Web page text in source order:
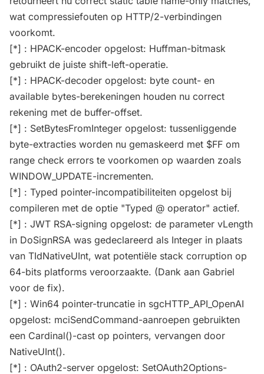
wat compressiefouten op HTTP/2-verbindingen
voorkomt.
[*] : HPACK-encoder opgelost: Huffman-bitmask
gebruikt de juiste shift-left-operatie.
[*] : HPACK-decoder opgelost: byte count- en
available bytes-berekeningen houden nu correct
rekening met de buffer-offset.
[*] : SetBytesFromInteger opgelost: tussenliggende
byte-extracties worden nu gemaskeerd met $FF om
range check errors te voorkomen op waarden zoals
WINDOW_UPDATE-incrementen.
[*] : Typed pointer-incompatibiliteiten opgelost bij
compileren met de optie "Typed @ operator" actief.
[*] : JWT RSA-signing opgelost: de parameter vLength
in DoSignRSA was gedeclareerd als Integer in plaats
van TIdNativeUInt, wat potentiële stack corruption op
64-bits platforms veroorzaakte. (Dank aan Gabriel
voor de fix).
[*] : Win64 pointer-truncatie in sgcHTTP_API_OpenAI
opgelost: mciSendCommand-aanroepen gebruikten
een Cardinal()-cast op pointers, vervangen door
NativeUInt().
[*] : OAuth2-server opgelost: SetOAuth2Options-